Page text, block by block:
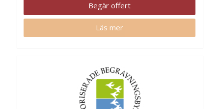
Begär offert
Läs mer